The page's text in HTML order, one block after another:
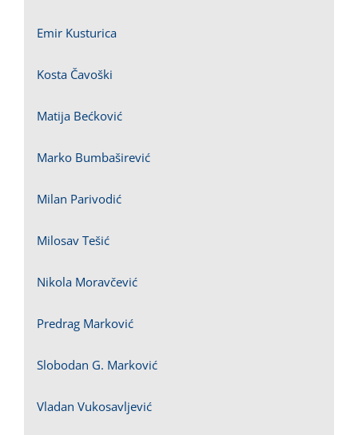
Emir Kusturica
Kosta Čavoški
Matija Bećković
Marko Bumbaširević
Milan Parivodić
Milosav Tešić
Nikola Moravčević
Predrag Marković
Slobodan G. Marković
Vladan Vukosavljević